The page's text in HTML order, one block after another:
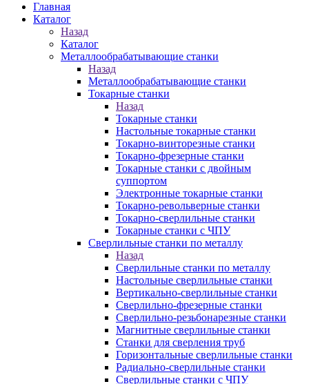
Главная
Каталог
Назад
Каталог
Металлообрабатывающие станки
Назад
Металлообрабатывающие станки
Токарные станки
Назад
Токарные станки
Настольные токарные станки
Токарно-винторезные станки
Токарно-фрезерные станки
Токарные станки с двойным
суппортом
Электронные токарные станки
Токарно-револьверные станки
Токарно-сверлильные станки
Токарные станки с ЧПУ
Сверлильные станки по металлу
Назад
Сверлильные станки по металлу
Настольные сверлильные станки
Вертикально-сверлильные станки
Сверлильно-фрезерные станки
Сверлильно-резьбонарезные станки
Магнитные сверлильные станки
Станки для сверления труб
Горизонтальные сверлильные станки
Радиально-сверлильные станки
Сверлильные станки с ЧПУ